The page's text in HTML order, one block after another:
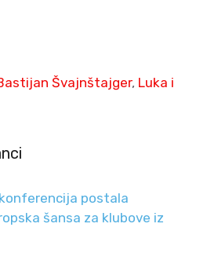
Švajnštajger, Luka i
postala
šansa za klubove iz